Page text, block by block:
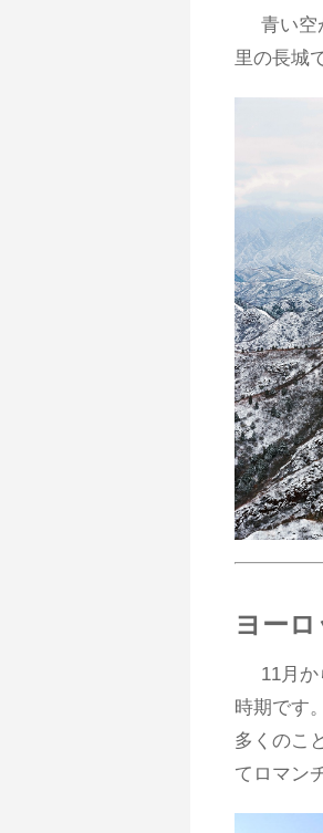
青い空
里の長城
ヨーロ
11月
時期です
多くのこ
てロマン